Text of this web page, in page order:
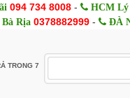
094 734 8008 - HCM Lý
Rịa 0378882999- ĐÀ
TRONG 7